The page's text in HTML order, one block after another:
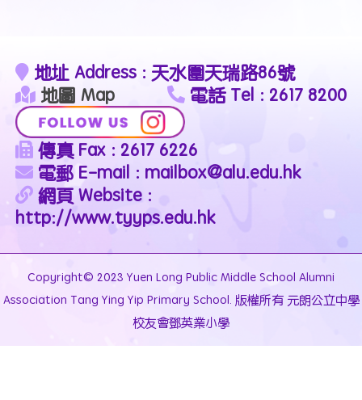
地址 Address : 天水圍天瑞路86號
地圖 Map
電話 Tel : 2617 8200
傳真 Fax : 2617 6226
電郵 E-mail : mailbox@alu.edu.hk
網頁 Website :
http://www.tyyps.edu.hk
Copyright© 2023 Yuen Long Public Middle School Alumni
Association Tang Ying Yip Primary School. 版權所有 元朗公立中學
校友會鄧英業小學